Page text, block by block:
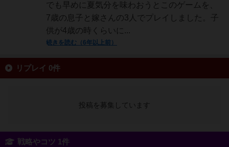
でも早めに夏気分を味わおうとこのゲームを、
7歳の息子と嫁さんの3人でプレイしました。子
供が4歳の時くらいに...
続きを読む（6年以上前）
リプレイ 0件
投稿を募集しています
戦略やコツ 1件